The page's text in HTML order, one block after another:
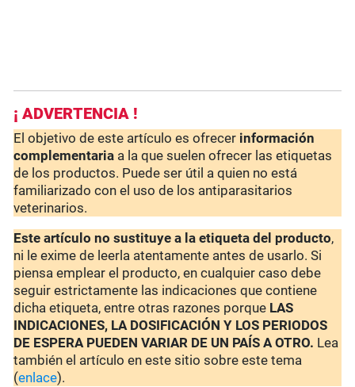
¡ ADVERTENCIA !
El objetivo de este artículo es ofrecer información
complementaria a la que suelen ofrecer las etiquetas
de los productos. Puede ser útil a quien no está
familiarizado con el uso de los antiparasitarios
veterinarios.
Este artículo no sustituye a la etiqueta del producto,
ni le exime de leerla atentamente antes de usarlo. Si
piensa emplear el producto, en cualquier caso debe
seguir estrictamente las indicaciones que contiene
dicha etiqueta, entre otras razones porque LAS
INDICACIONES, LA DOSIFICACIÓN Y LOS PERIODOS
DE ESPERA PUEDEN VARIAR DE UN PAÍS A OTRO. Lea
también el artículo en este sitio sobre este tema
(enlace).